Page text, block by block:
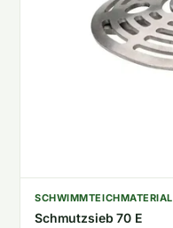
SCHWIMMTEICHMATERIAL
Schmutzsieb 70 E